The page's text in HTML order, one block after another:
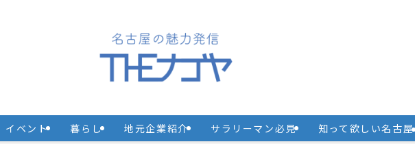
イベント 暮らし 地元企業紹介 サラリーマン必見 知って欲しい名古屋